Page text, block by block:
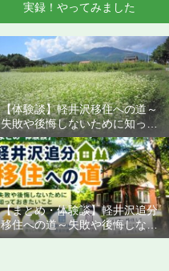
実録！やってみました
【体験談】軽井沢移住への道～
失敗や後悔しないために知って
おきたいこと
【まとめ・体験談】軽井沢追分
移住への道～失敗や後悔しない
ために知っておきたいこと